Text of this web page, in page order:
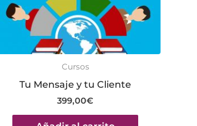
Cursos
Tu Mensaje y tu Cliente
399,00€